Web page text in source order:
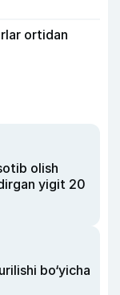
ortidan
olish
yigit 20
bo‘yicha